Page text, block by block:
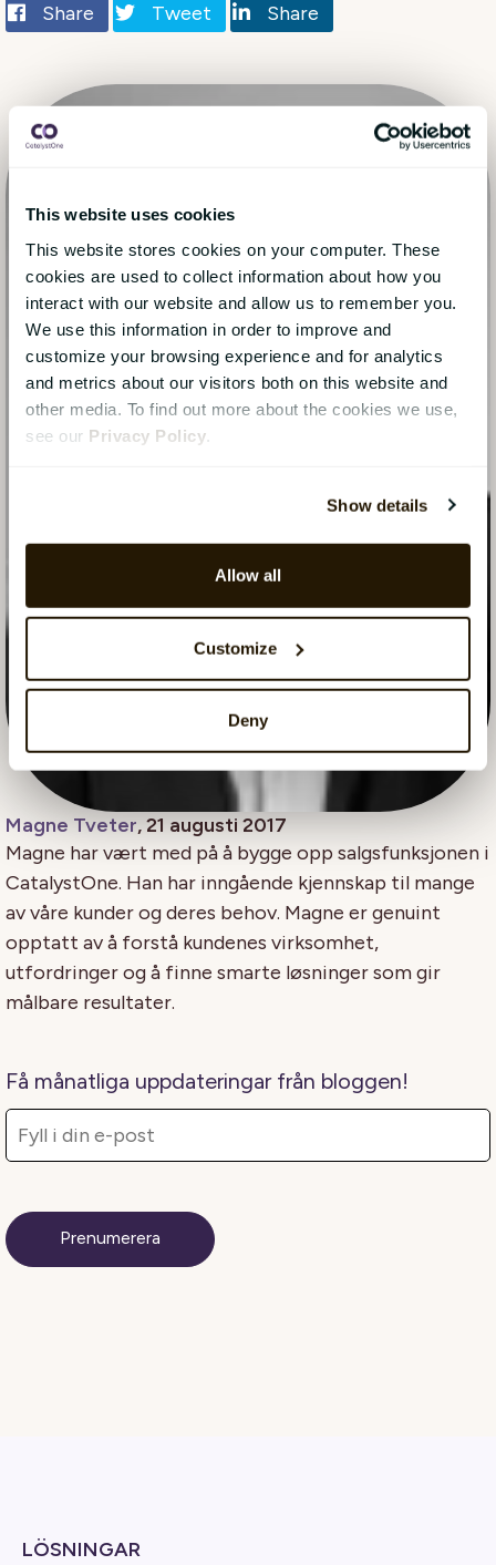
This website uses cookies
This website stores cookies on your computer. These
cookies are used to collect information about how you
interact with our website and allow us to remember you.
We use this information in order to improve and
customize your browsing experience and for analytics
and metrics about our visitors both on this website and
other media. To find out more about the cookies we use,
see our Privacy Policy
Show details
Allow all
Customize
Deny
Share Tweet Share
Magne Tveter, 21 augusti 2017
Magne har vært med på å bygge opp salgsfunksjonen i
CatalystOne. Han har inngående kjennskap til mange
av våre kunder og deres behov. Magne er genuint
opptatt av å forstå kundenes virksomhet,
utfordringer og å finne smarte løsninger som gir
målbare resultater.
Få månatliga uppdateringar från bloggen!
LÖSNINGAR